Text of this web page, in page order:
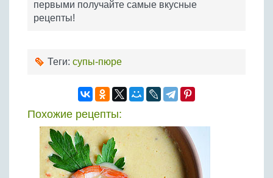
первыми получайте самые вкусные
рецепты!
Теги: супы-пюре
Похожие рецепты: